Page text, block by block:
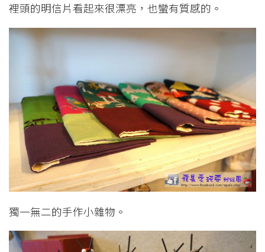
裡頭的明信片看起來很漂亮，也蠻有質感的。
獨一無二的手作小雜物。